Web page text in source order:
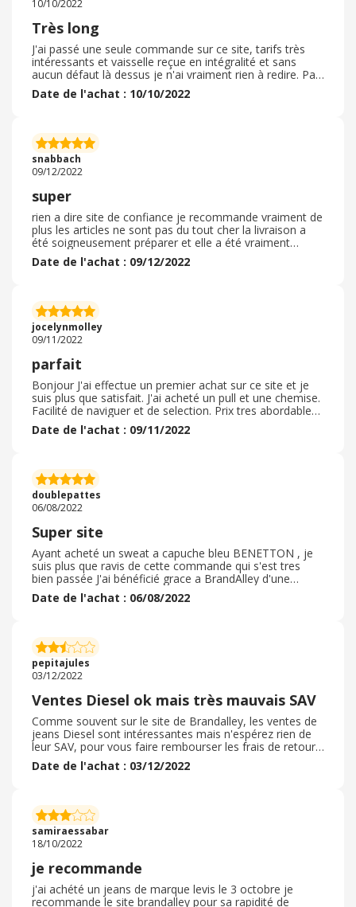
10/10/2022
Très long
J'ai passé une seule commande sur ce site, tarifs très
intéressants et vaisselle reçue en intégralité et sans
aucun défaut là dessus je n'ai vraiment rien à redire. Par
contre, les délais de livraison n'ont clairement pas été
respectés, j'ai reçu ma commande en deux fois, ( un
base plutôt long ( normal ce sont des ventes privées. . )
mais quand en plus il y a du retard cela parait
interminable ! J'ai toutefois bien reçu ma commande, en
bon état et en intégralité. Je recommande malgré tout.
Date de l'achat : 10/10/2022
snabbach
09/12/2022
super
rien a dire site de confiance je recommande vraiment de
plus les articles ne sont pas du tout cher la livraison a
été soigneusement préparer et elle a été vraiment
rapide les articles sont de trés bonne qualité c'est
devenu un de mes site préféré pour faire des bonnes
économies en plus je n'ai rien a signaler tout été trés
bien pas eu besoin de retourner les articles de la
commande que jai faite
Date de l'achat : 09/12/2022
jocelynmolley
09/11/2022
parfait
Bonjour J'ai effectue un premier achat sur ce site et je
suis plus que satisfait. J'ai acheté un pull et une chemise.
Facilité de naviguer et de selection. Prix tres abordables
et les promotions tres interressantes. La livraison est
gratuite et c'est a souligner ainsi que la rapidité. Le
a contater le service client car je n'ai vraiment eu aucun
problème. Je recommande fortement cette enseigne
Date de l'achat : 09/11/2022
doublepattes
06/08/2022
Super site
Ayant acheté un sweat a capuche bleu BENETTON , je
suis plus que ravis de cette commande qui s'est tres
bien passée J'ai bénéficié grace a BrandAlley d'une
réduction de 57% et un coupon de réduction
supplémentaire sur mon article , vraiment une aubaine ,
bien emballé , et conforme a ma commande sans
mauvaise surprise , j'ai pu récupérer mon colis en point
relais a cote de chez moi , Bravo BrandAlley
Date de l'achat : 06/08/2022
pepitajules
03/12/2022
Ventes Diesel ok mais très mauvais SAV
Comme souvent sur le site de Brandalley, les ventes de
jeans Diesel sont intéressantes mais n'espérez rien de
leur SAV, pour vous faire rembourser les frais de retour
avec le paiement paypal, cela ne fonctionne jamais.
Impossible aussi d'avoir du cash back malgré sa
incapables de comprendre vos demandes. J'évite au
maximum ce site qui pourtant avait de bonnes ventes
par moment. Mais il ne concurrence plus les autres sites
de vente privée. n'attendez rien d'exceptionnel
Date de l'achat : 03/12/2022
samiraessabar
18/10/2022
je recommande
j'ai achété un jeans de marque levis le 3 octobre je
recommande le site brandalley pour sa rapidité de